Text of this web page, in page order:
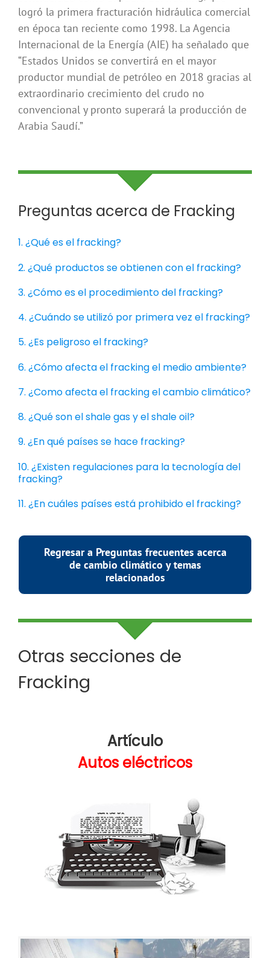
logró la primera fracturación hidráulica comercial
en época tan reciente como 1998. La Agencia
Internacional de la Energía (AIE) ha señalado que
“Estados Unidos se convertirá en el mayor
productor mundial de petróleo en 2018 gracias al
extraordinario crecimiento del crudo no
convencional y pronto superará la producción de
Arabia Saudí.”
Preguntas acerca de Fracking
1. ¿Qué es el fracking?
2. ¿Qué productos se obtienen con el fracking?
3. ¿Cómo es el procedimiento del fracking?
4. ¿Cuándo se utilizó por primera vez el fracking?
5. ¿Es peligroso el fracking?
6. ¿Cómo afecta el fracking el medio ambiente?
7. ¿Como afecta el fracking el cambio climático?
8. ¿Qué son el shale gas y el shale oil?
9. ¿En qué países se hace fracking?
10. ¿Existen regulaciones para la tecnología del
fracking?
11. ¿En cuáles países está prohibido el fracking?
Regresar a Preguntas frecuentes acerca
de cambio climático y temas
relacionados
Otras secciones de
Fracking
Artículo
Autos eléctricos